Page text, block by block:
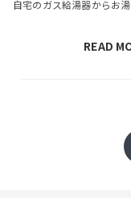
きるケース別の
READ